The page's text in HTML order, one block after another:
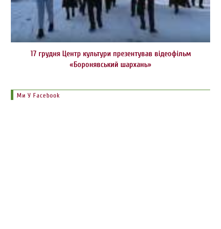
17 грудня Центр культури презентував відеофільм
«Боронявський шархань»
Ми У Facebook